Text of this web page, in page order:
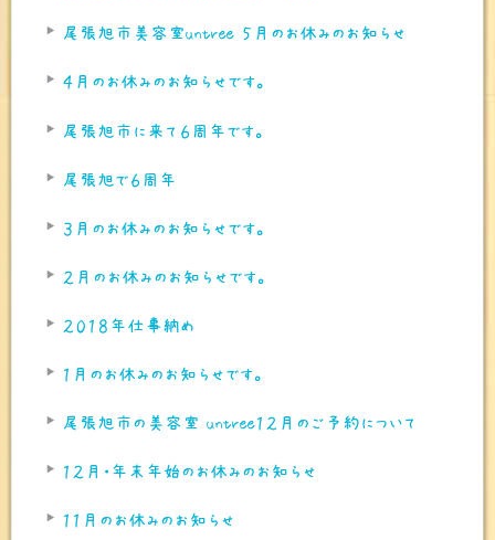
尾張旭市美容室untree ５月のお休みのお知らせ
４月のお休みのお知らせです。
尾張旭市に来て６周年です。
尾張旭で６周年
３月のお休みのお知らせです。
２月のお休みのお知らせです。
２０１８年仕事納め
１月のお休みのお知らせです。
尾張旭市の美容室 untree１２月のご予約について
１２月・年末年始のお休みのお知らせ
１１月のお休みのお知らせ